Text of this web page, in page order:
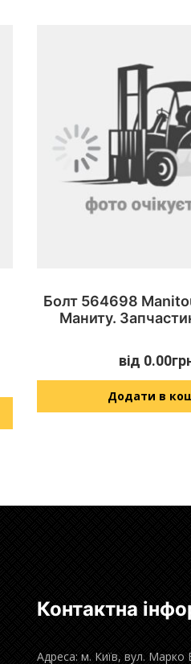
Болт 564698
Маниту.
від 0.00
Додати в
Контактна
Адреса: м. Київ, вул. Марко